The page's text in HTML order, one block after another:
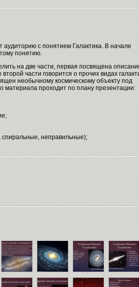
аудиторию с понятием Галактика. В начале
понятию.
на две части, первая посвящена
второй части говорится о прочих видах
необычному космическому объекту под
материала проходит по плану презентации:
спиральные, неправильные);